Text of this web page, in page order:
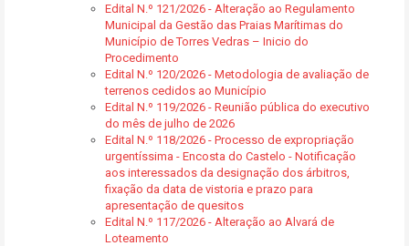
Edital N.º 121/2026 - Alteração ao Regulamento
Municipal da Gestão das Praias Marítimas do
Município de Torres Vedras – Inicio do
Procedimento
Edital N.º 120/2026 - Metodologia de avaliação de
terrenos cedidos ao Município
Edital N.º 119/2026 - Reunião pública do executivo
do mês de julho de 2026
Edital N.º 118/2026 - Processo de expropriação
urgentíssima - Encosta do Castelo - Notificação
aos interessados da designação dos árbitros,
fixação da data de vistoria e prazo para
apresentação de quesitos
Edital N.º 117/2026 - Alteração ao Alvará de
Loteamento